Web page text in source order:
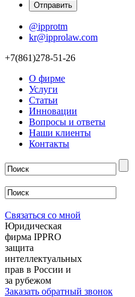
@ipprotm
kr@ipprolaw.com
+7(861)278-51-26
О фирме
Услуги
Статьи
Инновации
Вопросы и ответы
Наши клиенты
Контакты
Связаться со мной
Юридическая
фирма IPPRO
защита
интеллектуальных
прав в России и
за рубежом
Заказать обратный звонок